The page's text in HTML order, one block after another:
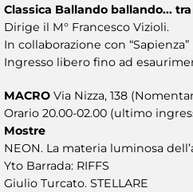
Classica Ballando ballando...
Dirige il M° Francesco Vizioli.
In collaborazione con
Ingresso libero fino ad
MACRO Via Nizza, 138
Orario 20.00-02.00 (ultimo
Mostre
NEON. La materia luminosa
Yto Barrada: RIFFS
Giulio Turcato. STELLARE